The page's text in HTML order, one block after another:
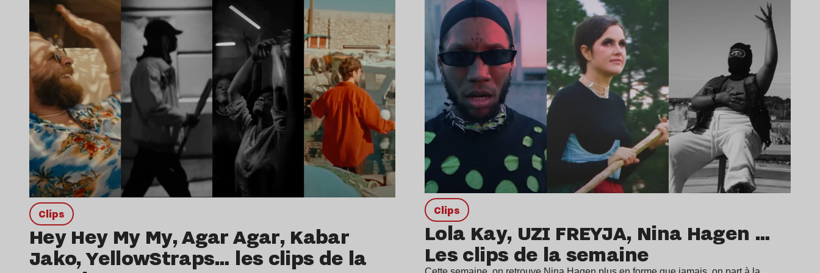
clips
Hey Hey My My, Agar Agar, Kabar
Jako, YellowStraps… les clips de la
clips
Lola Kay, UZI FREYJA, Nina Hagen …
Les clips de la semaine